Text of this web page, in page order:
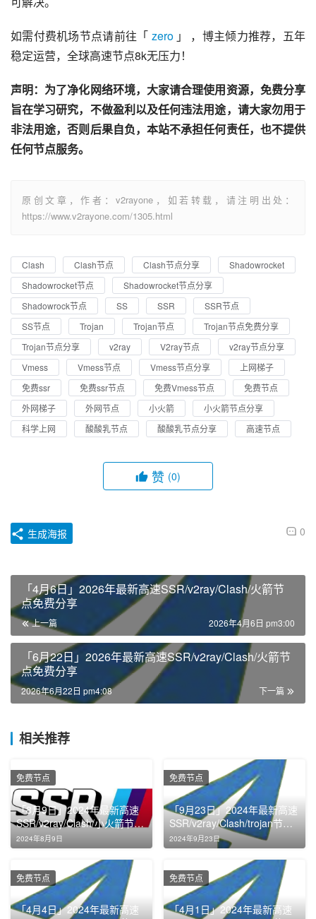
如需付费机场节点请前往「 zero 」 ，博主倾力推荐，五年
稳定运营，全球高速节点8k无压力！
声明：为了净化网络环境，大家请合理使用资源，免费分享
旨在学习研究，不做盈利以及任何违法用途，请大家勿用于
非法用途，否则后果自负，本站不承担任何责任，也不提供
任何节点服务。
原创文章，作者：v2rayone，如若转载，请注明出处：
https://www.v2rayone.com/1305.html
Clash Clash节点 Clash节点分享
Shadowrocket
Shadowrocket节点
Shadowrocket节点分享
Shadowrock节点
SS SSR
SSR节点
SS节点
Trojan Trojan节点
Trojan节点免费分享
Trojan节点分享
v2ray V2ray节点
v2ray节点分享
Vmess
Vmess节点 Vmess节点分享
上网梯子
免费ssr
免费ssr节点 免费Vmess节点
免费节点
外网梯子
外网节点 小火箭
小火箭节点分享
科学上网
酸酸乳节点 酸酸乳节点分享 高速节点
赞 (0)
0
生成海报
「4月6日」2026年最新高速SSR/v2ray/Clash/火箭节
点免费分享
上一篇 2026年4月6日 pm3:00
「6月22日」2026年最新高速SSR/v2ray/Clash/火箭节
点免费分享
下一篇
2026年6月22日 pm4:08
相关推荐
「8月9日」2024年最新高速
SSR/v2ray/Clash/小火箭节点
免费分享
2024年8月9日
免费节点
「9月23日」2024年最新高速
SSR/v2ray/Clash/trojan节点
免费分享
2024年9月23日
免费节点
「4月4日」2024年最新高速
免费节点
「4月1日」2024年最新高速
免费节点